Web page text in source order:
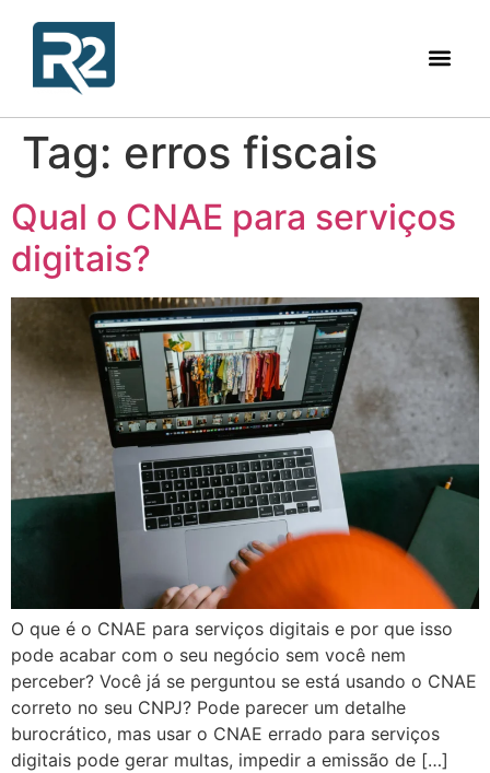
Tag: erros fiscais
Qual o CNAE para serviços
digitais?
O que é o CNAE para serviços digitais e por que isso
pode acabar com o seu negócio sem você nem
perceber? Você já se perguntou se está usando o CNAE
correto no seu CNPJ? Pode parecer um detalhe
burocrático, mas usar o CNAE errado para serviços
digitais pode gerar multas, impedir a emissão de […]